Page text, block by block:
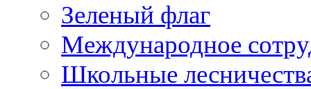
Зеленый флаг
Международное
Школьные